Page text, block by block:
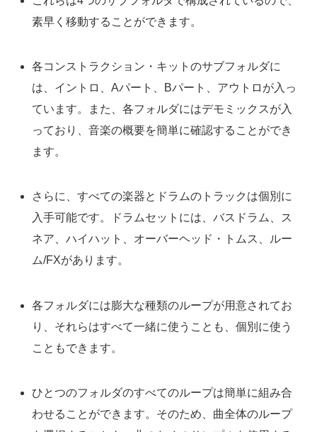
素早く移動することができます。
各コンストラクション・キットのサブフォルダに
は、イントロ、Aパート、Bパート、アウトロが入っ
ています。また、各フォルダにはデモミックスが入
っており、音楽の概要を簡単に確認することができ
ます。
さらに、すべての楽器とドラムのトラックは個別に
入手可能です。ドラムセットには、バスドラム、ス
ネア、ハイハット、オーバーヘッド・トムス、ルー
ム/FXがあります。
各フォルダには膨大な種類のループが用意されてお
り、それらはすべて一緒に使うことも、個別に使う
こともできます。
ひとつのフォルダのすべてのループは簡単に組み合
わせることができます。そのため、曲全体のループ